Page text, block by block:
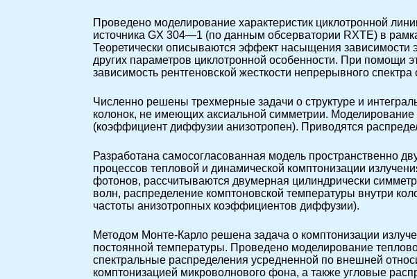
Проведено моделирование характеристик циклотронной
источника GX 304—1 (по данным обсерватории RXTE) в
Теоретически описываются эффект насыщения зависимости
других параметров циклотронной особенности. При помощи
зависимость рентгеновской жесткости непрерывного
Численно решены трехмерные задачи о структуре и
колонок, не имеющих аксиальной симметрии.
(коэффициент диффузии анизотропен). Приводятся
Разработана самосогласованная модель пространственно
процессов тепловой и динамической комптонизации
фотонов, рассчитываются двумерная цилиндрически
волн, распределение комптоновской температуры внутри
частоты анизотропных коэффициентов диффузии).
Методом Монте-Карло решена задача о комптонизации
постоянной температуры. Проведено моделирование
спектральные распределения усредненной по внешней
комптонизацией микроволнового фона, а также угловые